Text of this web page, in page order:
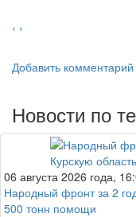
‹ ›
Добавить комментарий
Новости по
06 августа 2026 года,
Народный фронт за 2
500 тонн помощи